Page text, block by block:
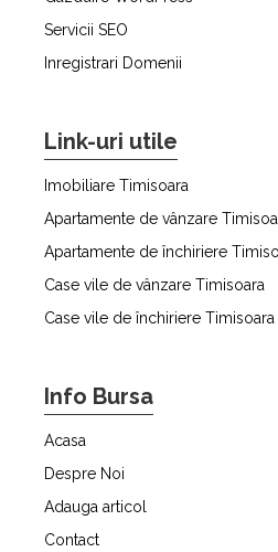
Servicii SEO
Inregistrari Domenii
Link-uri utile
Imobiliare Timisoara
Apartamente de vânzare
Apartamente de închiriere
Case vile de vânzare Timisoara
Case vile de închiriere Timisoara
Info Bursa
Acasa
Despre Noi
Adauga articol
Contact